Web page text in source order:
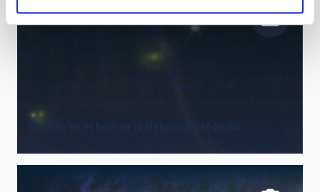
Volutas en el halo de la Nebulosa del Anillo